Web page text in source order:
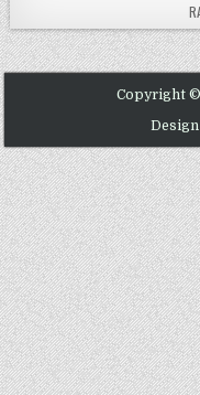
Copyright ©